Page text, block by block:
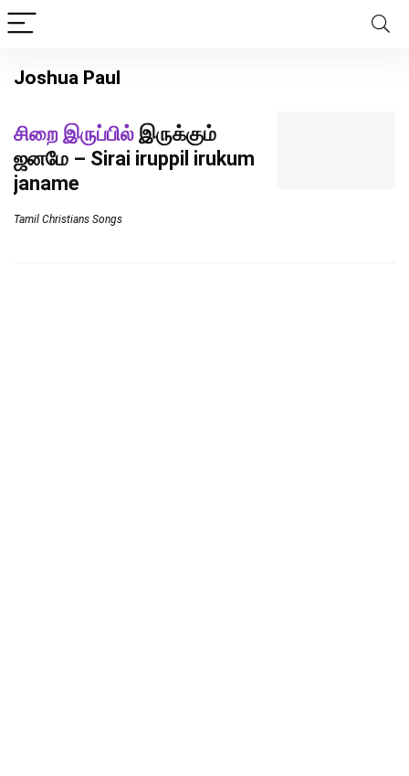
Joshua Paul
சிறை இருப்பில் இருக்கும்
ஜனமே – Sirai iruppil irukum
janame
Tamil Christians Songs